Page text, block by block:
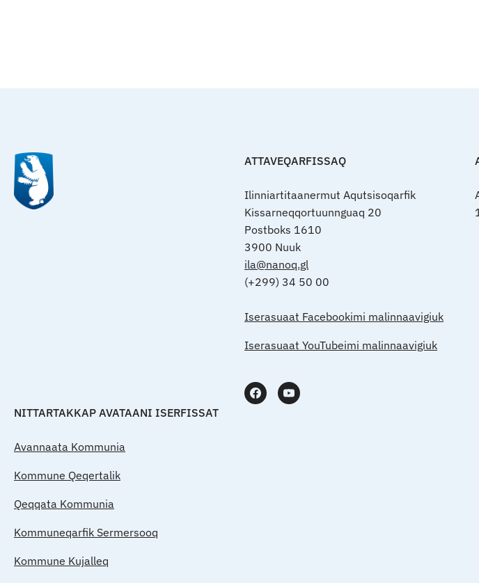
ATTAVEQARFISSAQ
Ilinniartitaanermut Aqutsisoqarfik
Kissarneqqortuunnguaq 20
Postboks 1610
3900 Nuuk
ila@nanoq.gl
(+299) 34 50 00
Iserasuaat Facebookimi malinnaavigiuk
Iserasuaat YouTubeimi malinnaavigiuk
NITTARTAKKAP AVATAANI ISERFISSAT
Avannaata Kommunia
Kommune Qeqertalik
Qeqqata Kommunia
Kommuneqarfik Sermersooq
Kommune Kujalleq